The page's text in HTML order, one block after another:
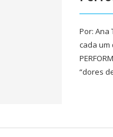
Por: Ana
cada um
“dores